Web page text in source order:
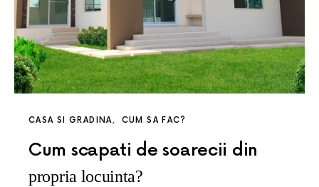
CASA SI GRADINA CUM SA FAC?
Cum scapati de soarecii din
propria locuinta?